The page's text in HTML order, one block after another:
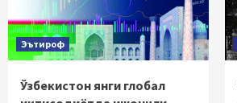
Эътироф
Ўзбекистон янги глобал